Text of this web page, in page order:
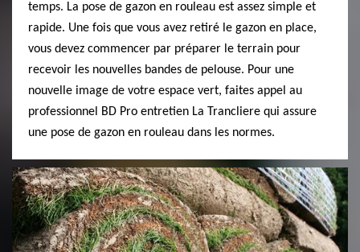
temps. La pose de gazon en rouleau est assez simple et
rapide. Une fois que vous avez retiré le gazon en place,
vous devez commencer par préparer le terrain pour
recevoir les nouvelles bandes de pelouse. Pour une
nouvelle image de votre espace vert, faites appel au
professionnel BD Pro entretien La Trancliere qui assure
une pose de gazon en rouleau dans les normes.